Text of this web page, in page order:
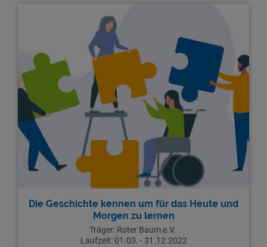
Die Geschichte kennen um für das Heute und
Morgen zu lernen
Träger: Roter Baum e.V.
Laufzeit: 01.03. - 31.12.2022